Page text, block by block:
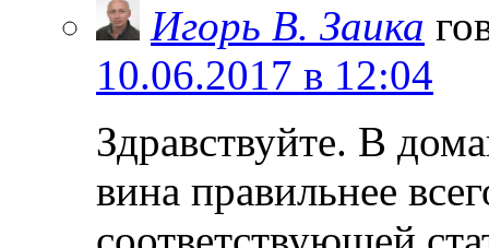
Игорь В. Заика
10.06.2017 в 12:04
Здравствуйте. В
вина правильнее